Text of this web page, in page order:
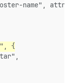
name", attrs);
{